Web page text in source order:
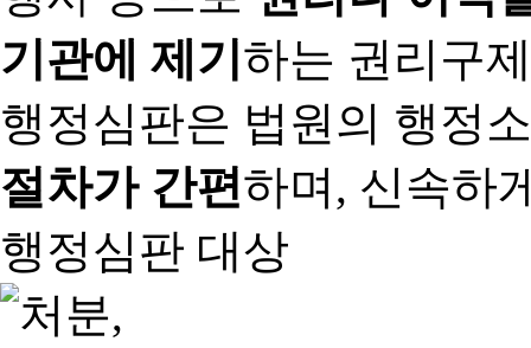
기관에 제기하는 권리구
행정심판은 법원의 행정
절차가 간편하며, 신속하
행정심판 대상